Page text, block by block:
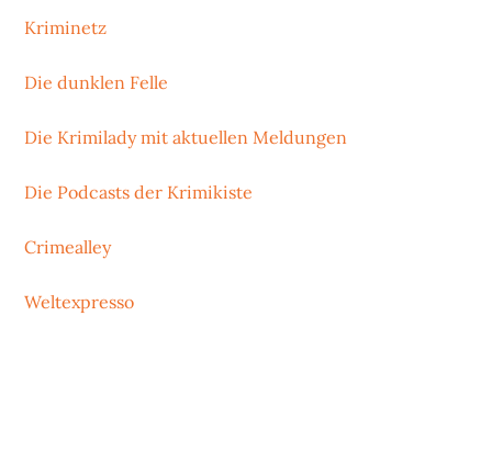
Kriminetz
Die dunklen Felle
Die Krimilady mit aktuellen Meldungen
Die Podcasts der Krimikiste
Crimealley
Weltexpresso